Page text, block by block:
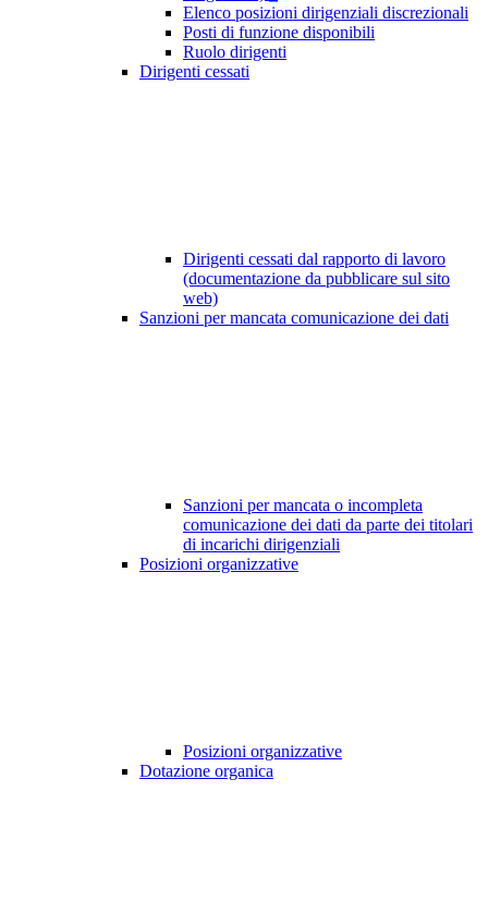
Elenco posizioni dirigenziali discrezionali
Posti di funzione disponibili
Ruolo dirigenti
Dirigenti cessati
Dirigenti cessati dal rapporto di lavoro
(documentazione da pubblicare sul sito
web)
Sanzioni per mancata comunicazione dei dati
Sanzioni per mancata o incompleta
comunicazione dei dati da parte dei titolari
di incarichi dirigenziali
Posizioni organizzative
Posizioni organizzative
Dotazione organica